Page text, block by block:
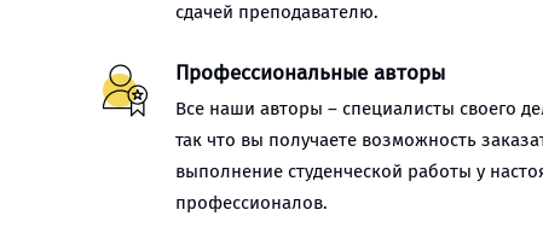
сдачей преподавателю.
Профессиональные авторы
Все наши авторы – специалисты своего
так что вы получаете возможность
выполнение студенческой работы у
профессионалов.